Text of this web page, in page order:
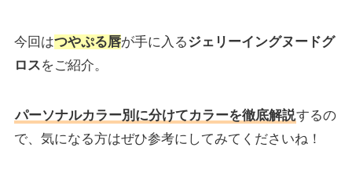
今回はつやぷる唇が手に入るジェリーイングヌードグ
ロスをご紹介。
パーソナルカラー別に分けてカラーを徹底解説するの
で、気になる方はぜひ参考にしてみてくださいね！